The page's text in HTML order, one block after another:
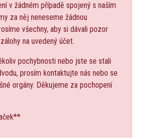
v žádném případě spojený s naším
za něj neneseme žádnou
všechny, aby si dávali pozor
na uvedený účet.
pochybnosti nebo jste se stali
prosím kontaktujte nás nebo se
orgány. Děkujeme za pochopení